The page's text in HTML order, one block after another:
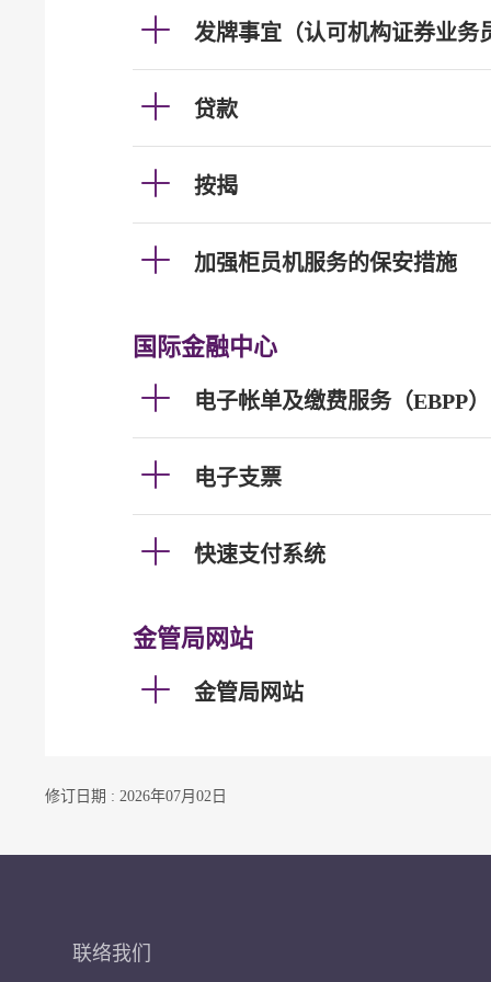
发牌事宜（认可机构证券业务
贷款
按揭
加强柜员机服务的保安措施
国际金融中心
电子帐单及缴费服务（EBPP）
电子支票
快速支付系统
金管局网站
金管局网站
修订日期 : 2026年07月02日
联络我们